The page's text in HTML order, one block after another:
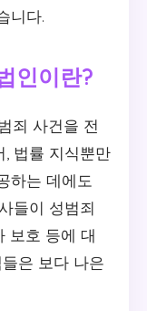
니다.
인이란?
죄 사건을 전
, 법률 지식뿐만
하는 데에도
들이 성범죄
보호 등에 대
은 보다 나은